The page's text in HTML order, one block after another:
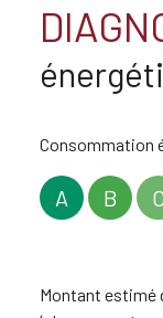
Consommation
A B C
Montant estimé